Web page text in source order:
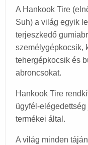
A Hankook Tire
Suh) a világ egyik
terjeszkedő
személygépkocsik,
tehergépkocsik és
abroncsokat.
Hankook Tire
ügyfél-
termékei által.
A világ minden